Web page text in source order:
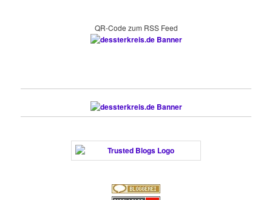
QR-Code zum RSS Feed